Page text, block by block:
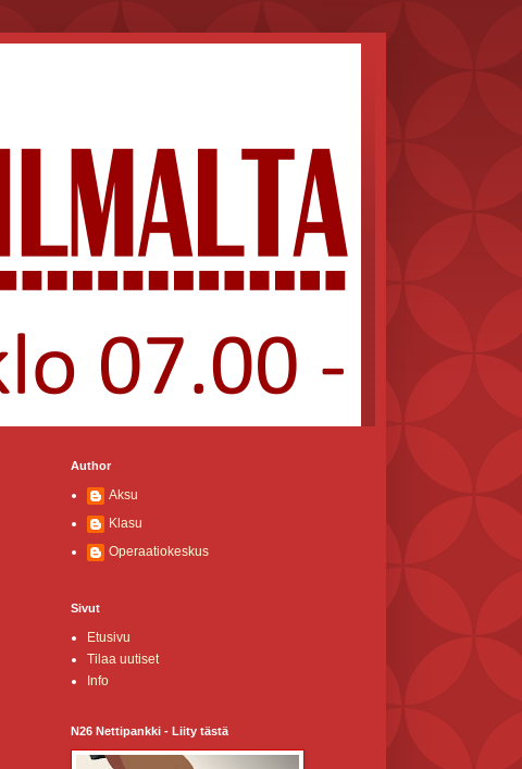
Author
Aksu
Klasu
Operaatiokeskus
Sivut
Etusivu
Tilaa uutiset
Info
N26 Nettipankki - Liity tästä